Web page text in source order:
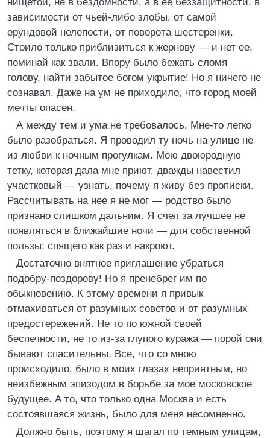
зависимости от чьей-либо злобы, от самой
ерундовой нелепости, от поворота шестеренки.
Стоило только приблизиться к жернову — и нет ее,
поминай как звали. Впору было бежать сломя
голову, найти забытое богом укрытие! Но я ничего не
сознавал. Даже на ум не приходило, что город моей
мечты опасен.
А между тем и ума не требовалось. Мне-то легко
было разобраться. Я проводил ту ночь на улице не
из любви к ночным прогулкам. Мою двоюродную
тетку, которая дала мне приют, дважды навестил
участковый — узнать, почему я живу без прописки.
Рассчитывать на нее я не мог — родство было
признано слишком дальним. Я счел за лучшее не
появляться в ближайшие ночи — для собственной
пользы: спящего как раз и накроют.
Достаточно внятное приглашение убраться
подобру-поздорову! Но я пренебрег им по
обыкновению. К этому времени я привык
отмахиваться от разумных советов и от разумных
предостережений. Не то по южной своей
беспечности, не то из-за глупого куража — порой они
бывают спасительны. Все, что со мною
происходило, было в моих глазах неприятным, но
неизбежным эпизодом в борьбе за мое московское
будущее. А то, что только одна Москва и есть
состоявшаяся жизнь, было для меня несомненно.
Должно быть, поэтому я шагал по темным улицам,